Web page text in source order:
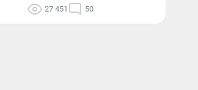
27 451 50